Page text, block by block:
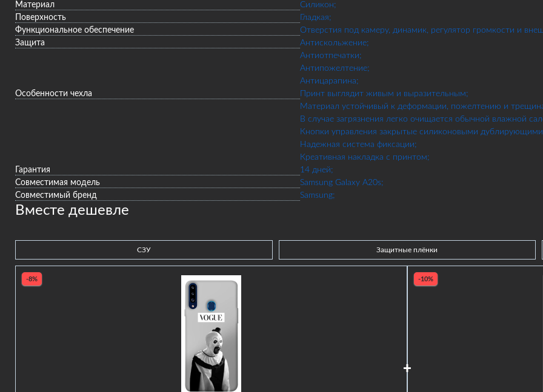
Материал
Силикон;
Поверхность
Гладкая;
Функциональное обеспечение
Отверстия под камеру, динамик, регулятор громкости и
Защита
Антискольжение;
Антиотпечатки;
Антипожелтение;
Антицарапина;
Особенности чехла
Принт выглядит живым и выразительным;
Материал устойчивый к деформации, пожелтению и
В случае загрязнения легко очищается обычной влажной
Кнопки управления закрытые силиконовыми дублирующими
Надежная система фиксации;
Креативная накладка с принтом;
Гарантия
14 дней;
Совместимая модель
Samsung Galaxy A20s;
Совместимый бренд
Samsung;
Вместе дешевле
СЗУ Защитные плёнки
-8% -10%